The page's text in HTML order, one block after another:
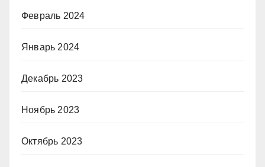
Февраль 2024
Январь 2024
Декабрь 2023
Ноябрь 2023
Октябрь 2023